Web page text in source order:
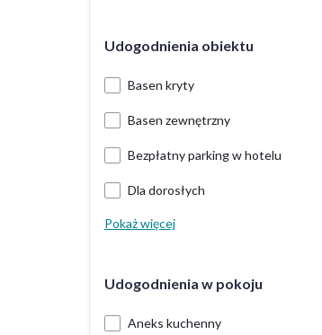
Udogodnienia obiektu
Basen kryty
Basen zewnętrzny
Bezpłatny parking w hotelu
Dla dorosłych
Pokaż więcej
Udogodnienia w pokoju
Aneks kuchenny